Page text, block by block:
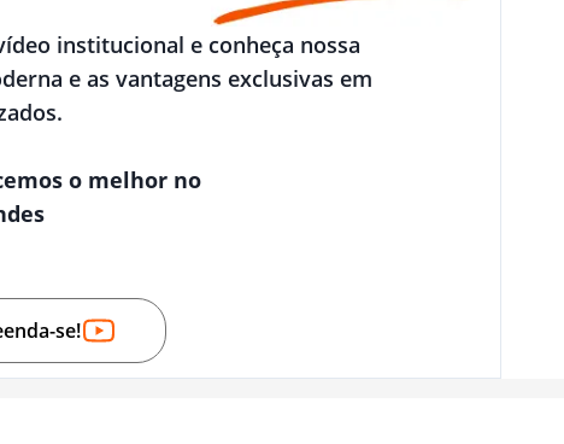
institucional e conheça nossa
e as vantagens exclusivas em
o melhor no
se!